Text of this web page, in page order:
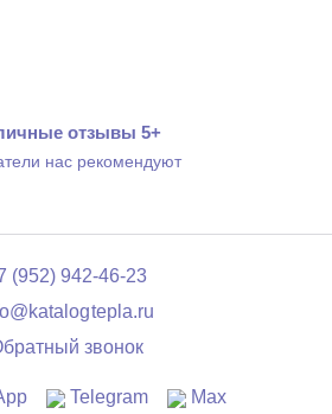
отзывы 5+
нас рекомендуют
(952) 942-46-23
звонок
Telegram Max